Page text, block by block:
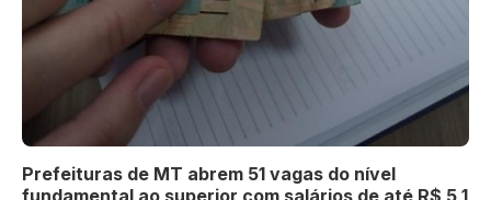
Prefeituras de MT abrem 51 vagas do nível